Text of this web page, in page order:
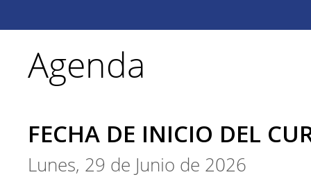
Agenda
FECHA DE INICIO DEL
Lunes, 29 de Junio de 2026